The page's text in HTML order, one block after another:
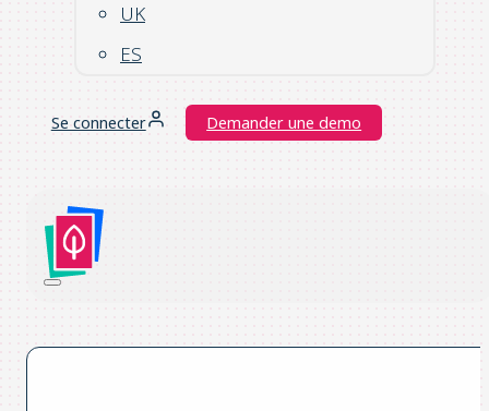
UK
ES
Se connecter Demander une demo